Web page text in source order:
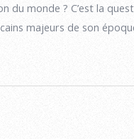
du monde ? C’est la
majeurs de son